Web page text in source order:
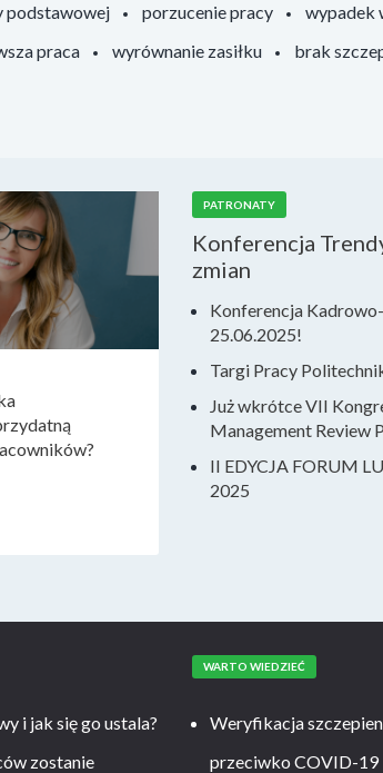
podstawowej
porzucenie pracy wypadek
praca wyrównanie zasiłku brak
PATRONATY
Konferencja
zmian
Konferencja
25.06.2025!
Targi Pracy
Już wkrótce VII
Management Review
II EDYCJA FORUM
2025
i jak się go ustala?
zostanie
WARTO WIEDZIEĆ
Weryfikacja
przeciwko COVID-19